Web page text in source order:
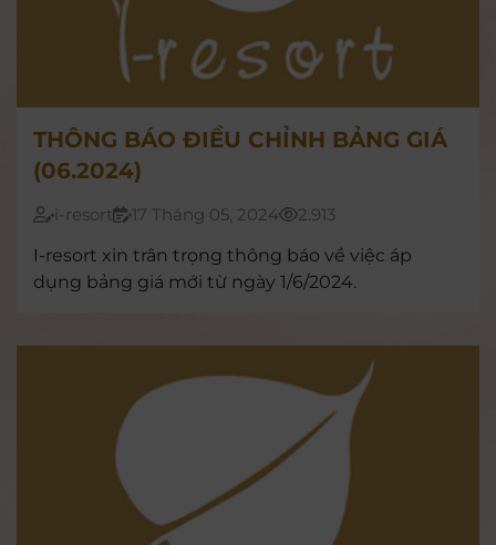
THÔNG BÁO ĐIỀU CHỈNH BẢNG GIÁ
(06.2024)
i-resort 17 Tháng 05, 2024
2.913
I-resort xin trân trọng thông báo về việc áp
dụng bảng giá mới từ ngày 1/6/2024.